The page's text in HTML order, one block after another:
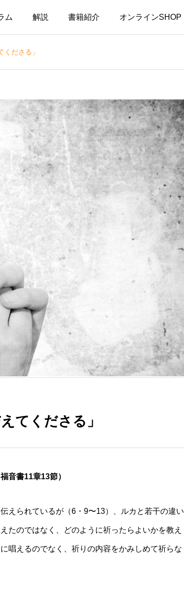
ム 解説 書籍紹介 オンラインSHOP
ださる」
てくださる」
音書11章13節）
えられているが （6 ・ 9〜13）、ルカと若干の違い
たのではなく、どのように祈ったらよいかを教え
唱えるのでなく、祈りの内容をかみしめて祈らな